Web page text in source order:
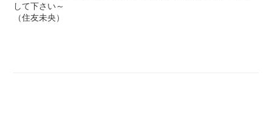
して下さい～
（住友未央）